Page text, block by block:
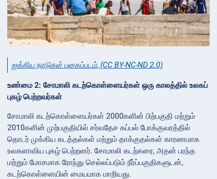
ஐக்கிய நாடுகள் புகைப்படம், (CC BY-NC-ND 2.0)
உண்மை 2: சோமாலி கடற்கொள்ளையர்கள் ஒரு காலத்தில் உலகப்
புகழ் பெற்றவர்கள்
சோமாலி கடற்கொள்ளையர்கள் 2000களின் பிற்பகுதி மற்றும்
2010களின் முற்பகுதியில் சர்வதேச கப்பல் போக்குவரத்தில்
தொடர் முக்கிய கடத்தல்கள் மற்றும் தாக்குதல்கள் காரணமாக
உலகளாவிய புகழ் பெற்றனர். சோமாலி கடற்கரை, அதன் பரந்த
மற்றும் மோசமாக ரோந்து செல்லப்படும் நீர்ப்பகுதிகளுடன்,
கடற்கொள்ளையின் மையமாக மாறியது.